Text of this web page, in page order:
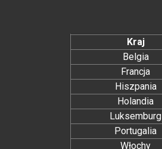
Kraj
Belgia
Francja
Hiszpania
Holandia
Luksemburg
Portugalia
Włochy